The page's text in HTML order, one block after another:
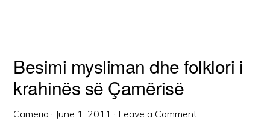
Besimi mysliman dhe folklori i
krahinës së Çamërisë
Cameria · June 1, 2011 · Leave a Comment